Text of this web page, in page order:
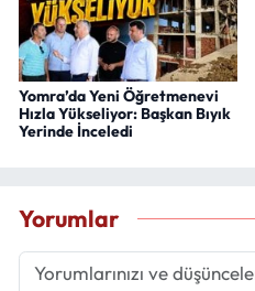
Yomra’da Yeni Öğretmenevi
Hızla Yükseliyor: Başkan Bıyık
Yerinde İnceledi
Yorumlar